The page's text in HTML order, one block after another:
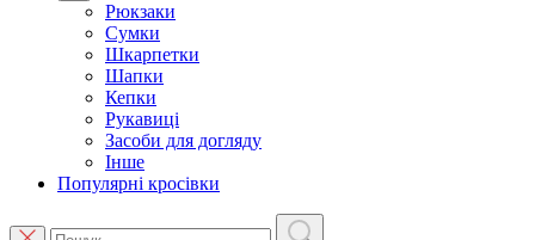
Рюкзаки
Сумки
Шкарпетки
Шапки
Кепки
Рукавиці
Засоби для догляду
Інше
Популярні кросівки